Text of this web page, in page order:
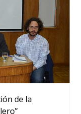
de la